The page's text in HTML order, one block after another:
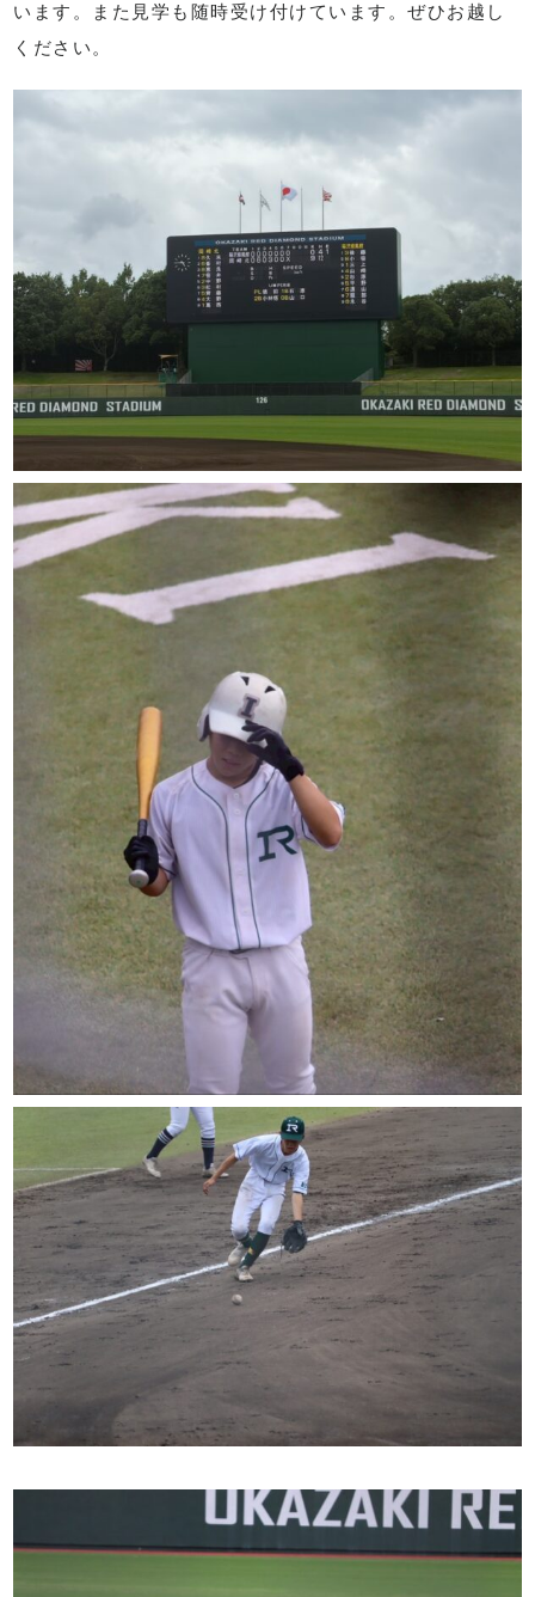
います。また見学も随時受け付けています。ぜひお越し
ください。